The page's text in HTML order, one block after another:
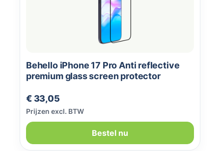
Behello iPhone 17 Pro Anti reflective
premium glass screen protector
Normale prijs:
€ 33,05
Prijzen excl. BTW
Bestel nu